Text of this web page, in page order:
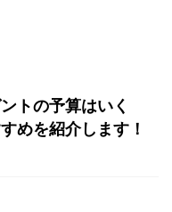
トの予算はいく
めを紹介します！